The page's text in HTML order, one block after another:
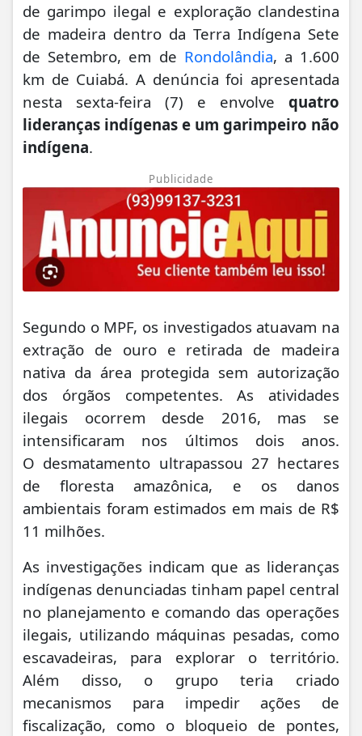
de garimpo ilegal e exploração clandestina
de madeira dentro da Terra Indígena Sete
de Setembro, em de Rondolândia, a 1.600
km de Cuiabá. A denúncia foi apresentada
nesta sexta-feira (7) e envolve quatro
lideranças indígenas e um garimpeiro não
indígena.
Publicidade
Segundo o MPF, os investigados atuavam na
extração de ouro e retirada de madeira
nativa da área protegida sem autorização
dos órgãos competentes. As atividades
ilegais ocorrem desde 2016, mas se
intensificaram nos últimos dois anos.
O desmatamento ultrapassou 27 hectares
de floresta amazônica, e os danos
ambientais foram estimados em mais de R$
11 milhões.
As investigações indicam que as lideranças
indígenas denunciadas tinham papel central
no planejamento e comando das operações
ilegais, utilizando máquinas pesadas, como
escavadeiras, para explorar o território.
Além disso, o grupo teria criado
mecanismos para impedir ações de
fiscalização, como o bloqueio de pontes,